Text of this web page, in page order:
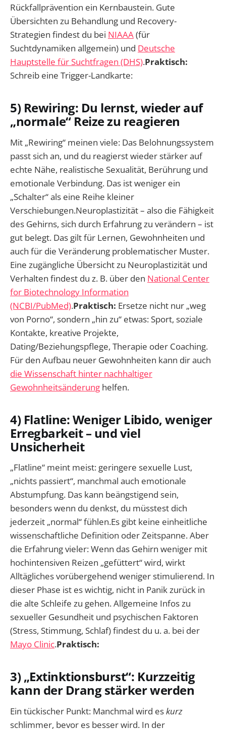
Rückfallprävention ein Kernbaustein. Gute
Übersichten zu Behandlung und Recovery-
Strategien findest du bei NIAAA(für
Suchtdynamiken allgemein) und Deutsche
Hauptstelle für Suchtfragen (DHS).Praktisch:
Schreib eine Trigger-Landkarte:
5) Rewiring: Du lernst, wieder auf
„normale“ Reize zu reagieren
Mit „Rewiring“ meinen viele: Das Belohnungssystem
passt sich an, und du reagierst wieder stärker auf
echte Nähe, realistische Sexualität, Berührung und
emotionale Verbindung. Das ist weniger ein
„Schalter“ als eine Reihe kleiner
Verschiebungen.Neuroplastizität – also die Fähigkeit
des Gehirns, sich durch Erfahrung zu verändern – ist
gut belegt. Das gilt für Lernen, Gewohnheiten und
auch für die Veränderung problematischer Muster.
Eine zugängliche Übersicht zu Neuroplastizität und
Verhalten findest du z. B. über den National Center
for Biotechnology Information
(NCBI/PubMed).Praktisch: Ersetze nicht nur „weg
von Porno“, sondern „hin zu“ etwas: Sport, soziale
Kontakte, kreative Projekte,
Dating/Beziehungspflege, Therapie oder Coaching.
Für den Aufbau neuer Gewohnheiten kann dir auch
die Wissenschaft hinter nachhaltiger
Gewohnheitsänderung helfen.
4) Flatline: Weniger Libido, weniger
Erregbarkeit – und viel
Unsicherheit
„Flatline“ meint meist: geringere sexuelle Lust,
„nichts passiert“, manchmal auch emotionale
Abstumpfung. Das kann beängstigend sein,
besonders wenn du denkst, du müsstest dich
jederzeit „normal“ fühlen.Es gibt keine einheitliche
wissenschaftliche Definition oder Zeitspanne. Aber
die Erfahrung vieler: Wenn das Gehirn weniger mit
hochintensiven Reizen „gefüttert“ wird, wirkt
Alltägliches vorübergehend weniger stimulierend. In
dieser Phase ist es wichtig, nicht in Panik zurück in
die alte Schleife zu gehen. Allgemeine Infos zu
sexueller Gesundheit und psychischen Faktoren
(Stress, Stimmung, Schlaf) findest du u. a. bei der
Mayo Clinic.Praktisch:
3) „Extinktionsburst“: Kurzzeitig
kann der Drang stärker werden
Ein tückischer Punkt: Manchmal wird eskurz
schlimmer, bevor es besser wird. In der